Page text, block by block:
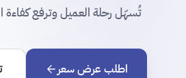
تُسهّل رحلة العميل وترفع كفاءة
اطلب عرض سعر